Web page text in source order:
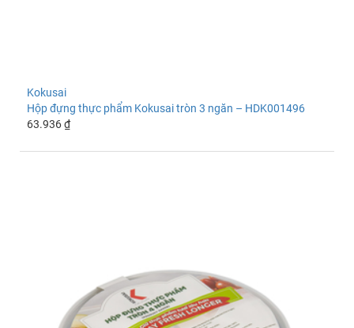
Kokusai
Hộp đựng thực phẩm Kokusai tròn 3 ngăn – HDK001496
63.936 ₫